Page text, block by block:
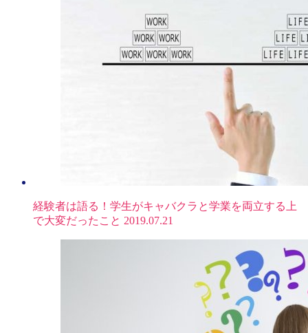
経験者は語る！学生がキャバクラと学業を両立する上
で大変だったこと 2019.07.21